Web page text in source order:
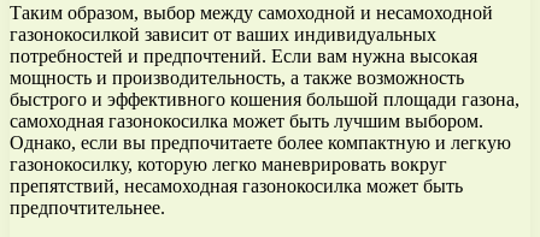
Таким образом, выбор между самоходной и несамоходной
газонокосилкой зависит от ваших индивидуальных
потребностей и предпочтений. Если вам нужна высокая
мощность и производительность, а также возможность
быстрого и эффективного кошения большой площади газона,
самоходная газонокосилка может быть лучшим выбором.
Однако, если вы предпочитаете более компактную и легкую
газонокосилку, которую легко маневрировать вокруг
препятствий, несамоходная газонокосилка может быть
предпочтительнее.